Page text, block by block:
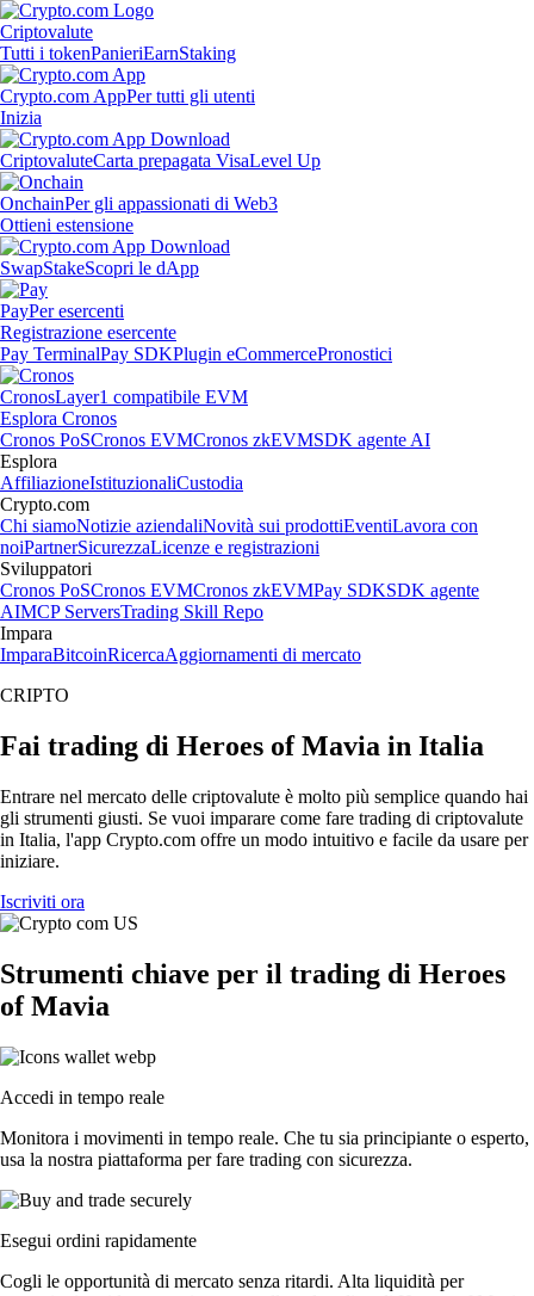
Criptovalute
Tutti i tokenPanieriEarnStaking
Crypto.com AppPer tutti gli utenti
Inizia
CriptovaluteCarta prepagata VisaLevel Up
OnchainPer gli appassionati di Web3
Ottieni estensione
SwapStakeScopri le dApp
PayPer esercenti
Registrazione esercente
Pay TerminalPay SDKPlugin eCommercePronostici
CronosLayer1 compatibile EVM
Esplora Cronos
Cronos PoSCronos EVMCronos zkEVMSDK agente AI
Esplora
AffiliazioneIstituzionaliCustodia
Crypto.com
Chi siamoNotizie aziendaliNovità sui prodottiEventiLavora con
noiPartnerSicurezzaLicenze e registrazioni
Sviluppatori
Cronos PoSCronos EVMCronos zkEVMPay SDKSDK agente
AIMCP ServersTrading Skill Repo
Impara
ImparaBitcoinRicercaAggiornamenti di mercato
CRIPTO
Fai trading di Heroes of Mavia in Italia
Entrare nel mercato delle criptovalute è molto più semplice quando hai
gli strumenti giusti. Se vuoi imparare come fare trading di criptovalute
in Italia, l'app Crypto.com offre un modo intuitivo e facile da usare per
iniziare.
Iscriviti ora
Strumenti chiave per il trading di Heroes
of Mavia
Accedi in tempo reale
Monitora i movimenti in tempo reale. Che tu sia principiante o esperto,
usa la nostra piattaforma per fare trading con sicurezza.
Esegui ordini rapidamente
Cogli le opportunità di mercato senza ritardi. Alta liquidità per